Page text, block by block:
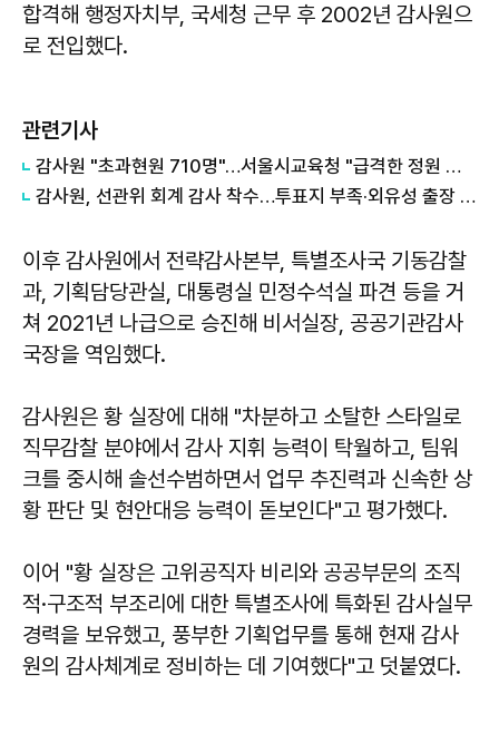
합격해 행정자치부, 국세청 근무 후 2002년 감사원으
로 전입했다.
관련기사
감사원 "초과현원 710명"…서울시교육청 "급격한 정원 감축 때문…과원 줄이고 있어" 해명
감사원, 선관위 회계 감사 착수…투표지 부족·외유성 출장 등 집중 점검
이후 감사원에서 전략감사본부, 특별조사국 기동감찰
과, 기획담당관실, 대통령실 민정수석실 파견 등을 거
쳐 2021년 나급으로 승진해 비서실장, 공공기관감사
국장을 역임했다.
감사원은 황 실장에 대해 "차분하고 소탈한 스타일로
직무감찰 분야에서 감사 지휘 능력이 탁월하고, 팀워
크를 중시해 솔선수범하면서 업무 추진력과 신속한 상
황 판단 및 현안대응 능력이 돋보인다"고 평가했다.
이어 "황 실장은 고위공직자 비리와 공공부문의 조직
적·구조적 부조리에 대한 특별조사에 특화된 감사실무
경력을 보유했고, 풍부한 기획업무를 통해 현재 감사
원의 감사체계로 정비하는 데 기여했다"고 덧붙였다.